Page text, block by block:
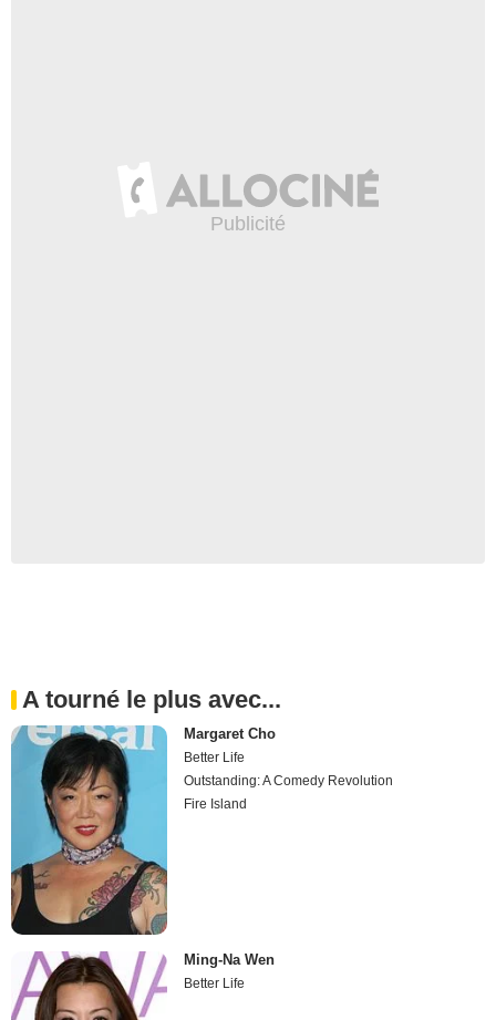
A tourné le plus avec...
Margaret Cho
Better Life
Outstanding: A Comedy Revolution
Fire Island
Ming-Na Wen
Better Life